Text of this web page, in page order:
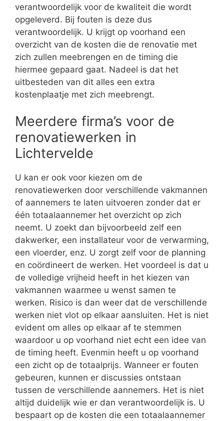
verantwoordelijk voor de kwaliteit die wordt
opgeleverd. Bij fouten is deze dus
verantwoordelijk. U krijgt op voorhand een
overzicht van de kosten die de renovatie met
zich zullen meebrengen en de timing die
hiermee gepaard gaat. Nadeel is dat het
uitbesteden van dit alles een extra
kostenplaatje met zich meebrengt.
Meerdere firma’s voor de
renovatiewerken in
Lichtervelde
U kan er ook voor kiezen om de
renovatiewerken door verschillende vakmannen
of aannemers te laten uitvoeren zonder dat er
één totaalaannemer het overzicht op zich
neemt. U zoekt dan bijvoorbeeld zelf een
dakwerker, een installateur voor de verwarming,
een vloerder, enz. U zorgt zelf voor de planning
en coördineert de werken. Het voordeel is dat u
de volledige vrijheid heeft in het kiezen van
vakmannen waarmee u wenst samen te
werken. Risico is dan weer dat de verschillende
werken niet vlot op elkaar aansluiten. Het is niet
evident om alles op elkaar af te stemmen
waardoor u op voorhand niet echt een idee van
de timing heeft. Evenmin heeft u op voorhand
een zicht op de totaalprijs. Wanneer er fouten
gebeuren, kunnen er discussies ontstaan
tussen de verschillende aannemers. Het is niet
altijd duidelijk wie er dan verantwoordelijk is. U
bespaart op de kosten die een totaalaannemer